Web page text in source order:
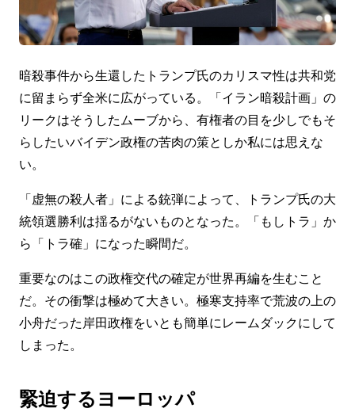
暗殺事件から生還したトランプ氏のカリスマ性は共和党
に留まらず全米に広がっている。「イラン暗殺計画」の
リークはそうしたムーブから、有権者の目を少しでもそ
らしたいバイデン政権の苦肉の策としか私には思えな
い。
「虚無の殺人者」による銃弾によって、トランプ氏の大
統領選勝利は揺るがないものとなった。「もしトラ」か
ら「トラ確」になった瞬間だ。
重要なのはこの政権交代の確定が世界再編を生むこと
だ。その衝撃は極めて大きい。極寒支持率で荒波の上の
小舟だった岸田政権をいとも簡単にレームダックにして
しまった。
緊迫するヨーロッパ